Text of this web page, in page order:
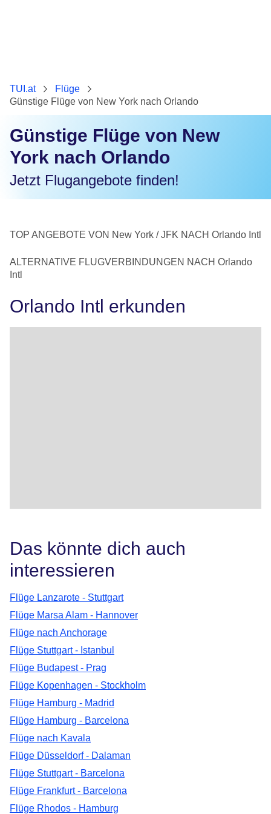
TUI.at
Flüge
Günstige Flüge von New York nach Orlando
Günstige Flüge von New
York nach Orlando
Jetzt Flugangebote finden!
TOP ANGEBOTE VON New York / JFK NACH Orlando Intl
ALTERNATIVE FLUGVERBINDUNGEN NACH Orlando
Intl
Orlando Intl erkunden
Das könnte dich auch
interessieren
Flüge Lanzarote - Stuttgart
Flüge Marsa Alam - Hannover
Flüge nach Anchorage
Flüge Stuttgart - Istanbul
Flüge Budapest - Prag
Flüge Kopenhagen - Stockholm
Flüge Hamburg - Madrid
Flüge Hamburg - Barcelona
Flüge nach Kavala
Flüge Düsseldorf - Dalaman
Flüge Stuttgart - Barcelona
Flüge Frankfurt - Barcelona
Flüge Rhodos - Hamburg